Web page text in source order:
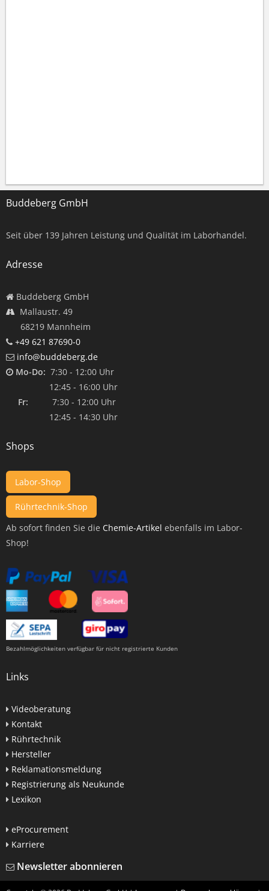
Buddeberg GmbH
Seit über 139 Jahren Leistung und Qualität im Laborhandel.
Adresse
Buddeberg GmbH
Mallaustr. 49
68219 Mannheim
+49 621 87690-0
info@buddeberg.de
Mo-Do: 7:30 - 12:00 Uhr
12:45 - 16:00 Uhr
Fr: 7:30 - 12:00 Uhr
12:45 - 14:30 Uhr
Shops
Labor-Shop
Rührtechnik-Shop
Ab sofort finden Sie die Chemie-Artikel ebenfalls im Labor-
Shop!
Bezahlmöglichkeiten verfügbar für nicht registrierte Kunden
Links
Videoberatung
Kontakt
Rührtechnik
Hersteller
Reklamationsmeldung
Registrierung als Neukunde
Lexikon
eProcurement
Karriere
Newsletter abonnieren